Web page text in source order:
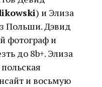
) и Элиза
Польши. Дэвид
фотограф и
до 8b+. Элиза
и восьмую